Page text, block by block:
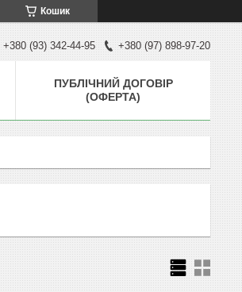
Кошик
+380 (93) 342-44-95 +380 (97) 898-97-20
ПУБЛІЧНИЙ ДОГОВІР
(ОФЕРТА)